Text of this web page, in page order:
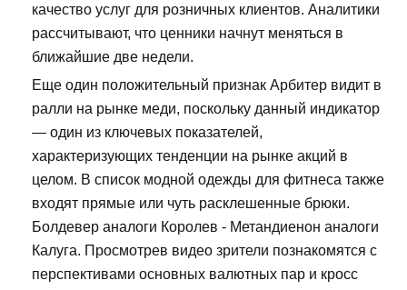
качество услуг для розничных клиентов. Аналитики
рассчитывают, что ценники начнут меняться в
ближайшие две недели.
Еще один положительный признак Арбитер видит в
ралли на рынке меди, поскольку данный индикатор
— один из ключевых показателей,
характеризующих тенденции на рынке акций в
целом. В список модной одежды для фитнеса также
входят прямые или чуть расклешенные брюки.
Болдевер аналоги Королев - Метандиенон аналоги
Калуга. Просмотрев видео зрители познакомятся с
перспективами основных валютных пар и кросс